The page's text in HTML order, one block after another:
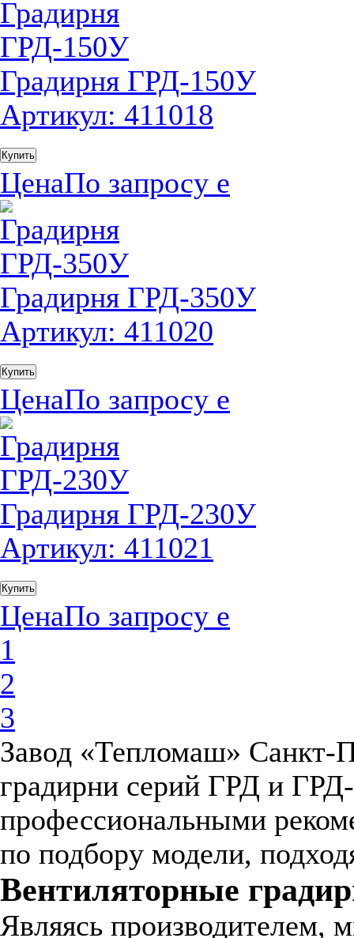
Градирня ГРД-150У
Артикул: 411018
Купить
ЦенаПо запросу е
Градирня ГРД-350У
Артикул: 411020
Купить
ЦенаПо запросу е
Градирня ГРД-230У
Артикул: 411021
Купить
ЦенаПо запросу е
1
2
3
Завод «Тепломаш» Санкт-
градирни серий ГРД и
профессиональными
по подбору модели,
Вентиляторные
Являясь производителем,